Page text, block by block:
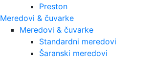
Preston
Meredovi & čuvarke
Meredovi & čuvarke
Standardni meredovi
Šaranski meredovi